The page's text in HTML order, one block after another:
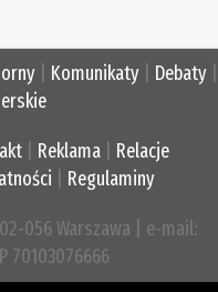
Komunikaty Debaty
Reklama
Relacje
Regulaminy
056 Warszawa | e-mail:
70103076666